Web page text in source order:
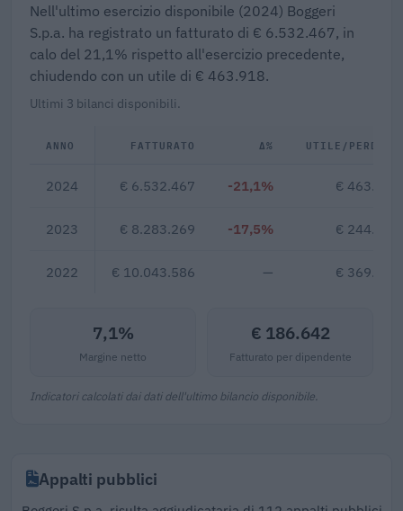
Nell'ultimo esercizio disponibile (2024) Boggeri
S.p.a. ha registrato un fatturato di € 6.532.467, in
calo del 21,1% rispetto all'esercizio precedente,
chiudendo con un utile di € 463.918.
Ultimi 3 bilanci disponibili.
ANNO FATTURATO Δ% UTILE/PERDITA
2024 € 6.532.467 -21,1% € 463.918
2023 € 8.283.269 -17,5% € 244.272
2022 € 10.043.586 — € 369.711
7,1%
Margine netto
€ 186.642
Fatturato per dipendente
Indicatori calcolati dai dati dell'ultimo bilancio disponibile.
Appalti pubblici